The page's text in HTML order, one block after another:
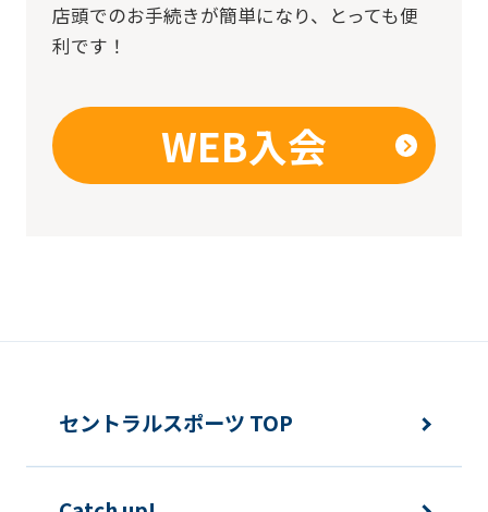
店頭でのお手続きが簡単になり、とっても便
利です！
WEB入会
セントラルスポーツ TOP